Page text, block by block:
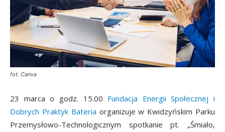
fot. Canva
23 marca o godz. 15.00 Fundacja Energii Społecznej i
Dobrych Praktyk Bateria organizuje w Kwidzyńskim Parku
Przemysłowo-Technologicznym spotkanie pt. „Śmiało,